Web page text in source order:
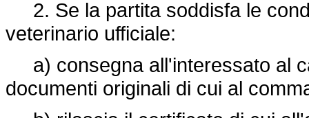
2. Se la partita soddisfa le
veterinario ufficiale:
a) consegna all'interessato al
documenti originali di cui al